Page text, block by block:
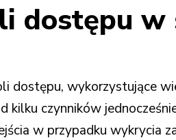
dostępu
dostępu, wykorzystujące
czynników
w przypadku wykrycia